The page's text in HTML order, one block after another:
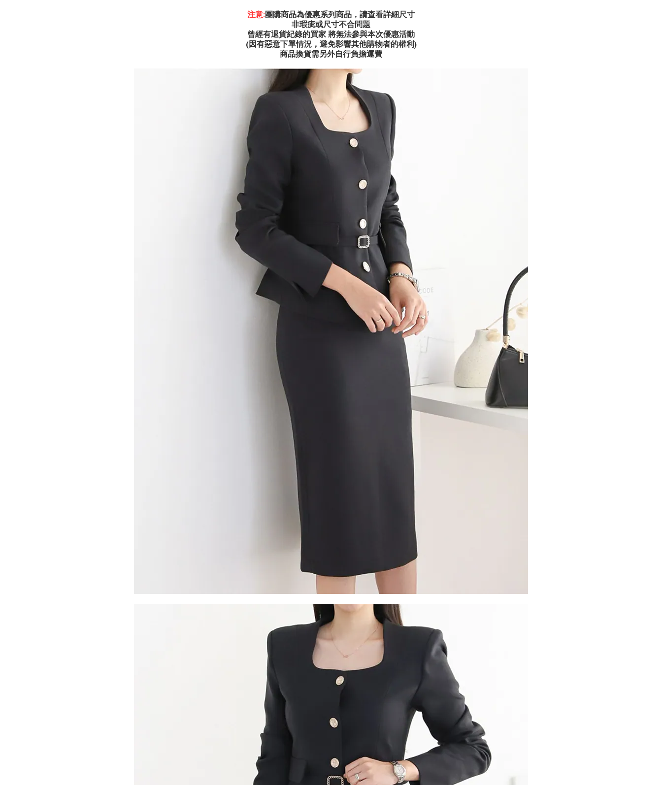
注意:團購商品為優惠系列商品，請查看詳細尺寸
非瑕疵或尺寸不合問題
曾經有退貨紀錄的買家 將無法參與本次優惠活動
(因有惡意下單情況，避免影響其他購物者的權利)
商品換貨需另外自行負擔運費